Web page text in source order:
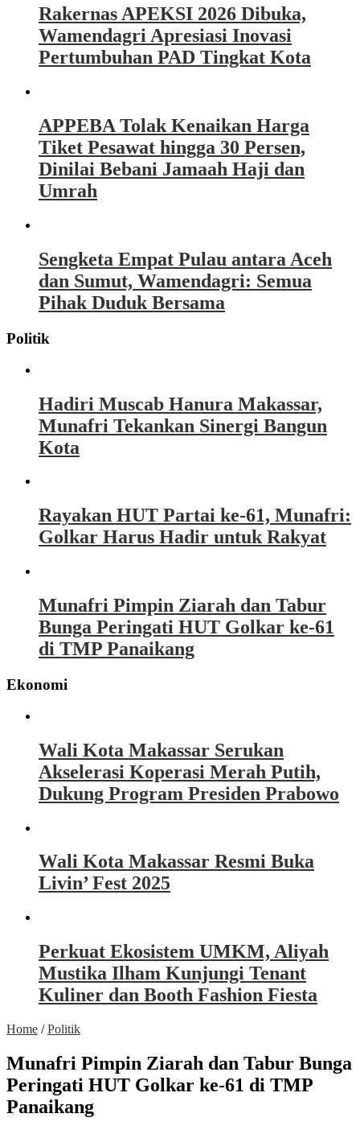
Rakernas APEKSI 2026 Dibuka,
Wamendagri Apresiasi Inovasi
Pertumbuhan PAD Tingkat Kota
APPEBA Tolak Kenaikan Harga
Tiket Pesawat hingga 30 Persen,
Dinilai Bebani Jamaah Haji dan
Umrah
Sengketa Empat Pulau antara Aceh
dan Sumut, Wamendagri: Semua
Pihak Duduk Bersama
Politik
Hadiri Muscab Hanura Makassar,
Munafri Tekankan Sinergi Bangun
Kota
Rayakan HUT Partai ke-61, Munafri:
Golkar Harus Hadir untuk Rakyat
Munafri Pimpin Ziarah dan Tabur
Bunga Peringati HUT Golkar ke-61
di TMP Panaikang
Ekonomi
Wali Kota Makassar Serukan
Akselerasi Koperasi Merah Putih,
Dukung Program Presiden Prabowo
Wali Kota Makassar Resmi Buka
Livin’ Fest 2025
Perkuat Ekosistem UMKM, Aliyah
Mustika Ilham Kunjungi Tenant
Kuliner dan Booth Fashion Fiesta
Home /Politik
Munafri Pimpin Ziarah dan Tabur Bunga
Peringati HUT Golkar ke-61 di TMP
Panaikang